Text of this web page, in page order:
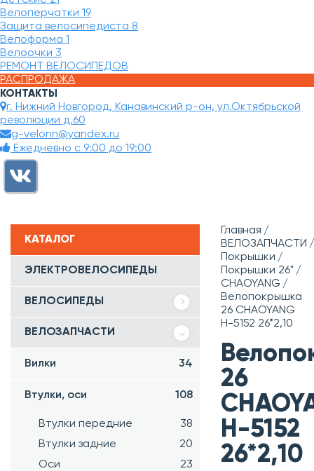
Велоперчатки 19
Защита велосипедиста 8
Велоформа 1
Велоочки 3
РЕМОНТ ВЕЛОСИПЕДОВ
РАСПРОДАЖА
КОНТАКТЫ
г. Нижний Новгород, Канавинский р-он, ул.Октябрьской
революции д.60
g-velonn@yandex.ru
Ежедневно с 9:00 до 19:00
КАТАЛОГ
ЭЛЕКТРОВЕЛОСИПЕДЫ
ВЕЛОСИПЕДЫ
ВЕЛОЗАПЧАСТИ
Вилки 34
Втулки, оси 108
Втулки передние
38
Втулки задние
20
Оси
23
Главная
ВЕЛОЗАПЧАСТИ
Покрышки
Покрышки 26"
CHAOYANG
Велопокрышка
26 CHAOYANG
H-5152 26*2,10
26
H-5152
26*2,10